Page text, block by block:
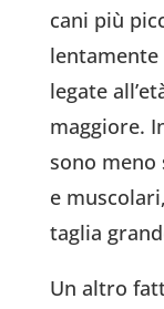
cani più
legate
maggiore.
sono
e
taglia
Un altro